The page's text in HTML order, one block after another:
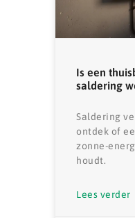
Is een
saldering
Saldering
ontdek of
zonne-
houdt.
Lees verder